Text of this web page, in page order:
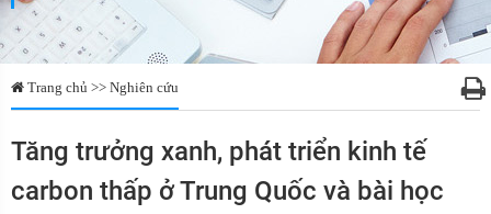
Trang chủ >> Nghiên cứu
Tăng trưởng xanh, phát triển kinh tế
carbon thấp ở Trung Quốc và bài học